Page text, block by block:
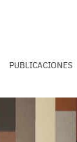
PUBLICACIONES